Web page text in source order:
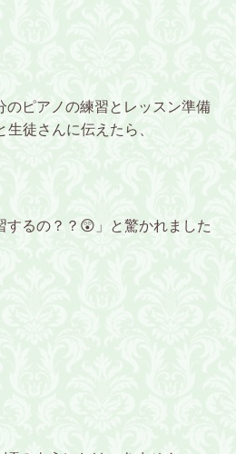
のピアノの練習とレッスン準備
徒さんに伝えたら、
するの？？😲」と驚かれました